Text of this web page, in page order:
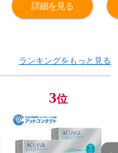
詳細を見る
ランキングをもっと見る
3位